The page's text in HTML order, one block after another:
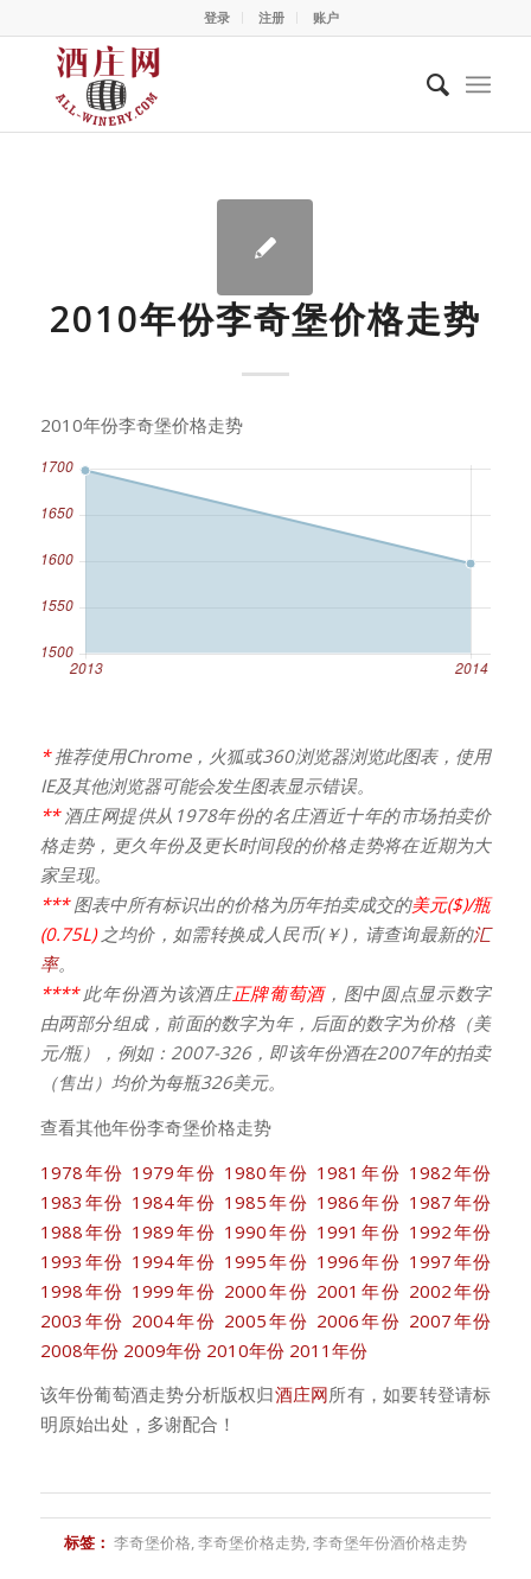
登录 注册 账户
2010年份李奇堡价格走势
2010年份李奇堡价格走势
*推荐使用Chrome，火狐或360浏览器浏览此图表，使用
IE及其他浏览器可能会发生图表显示错误。
** 酒庄网提供从1978年份的名庄酒近十年的市场拍卖价
格走势，更久年份及更长时间段的价格走势将在近期为大
家呈现。
***图表中所有标识出的价格为历年拍卖成交的美元($)/瓶
(0.75L)之均价，如需转换成人民币(￥)，请查询最新的汇
率。
****此年份酒为该酒庄正牌葡萄酒，图中圆点显示数字
由两部分组成，前面的数字为年，后面的数字为价格（美
元/瓶），例如：2007-326，即该年份酒在2007年的拍卖
（售出）均价为每瓶326美元。
查看其他年份李奇堡价格走势
1978年份 1979年份 1980年份 1981年份 1982年份
1983年份 1984年份 1985年份 1986年份 1987年份
1988年份 1989年份 1990年份 1991年份 1992年份
1993年份 1994年份 1995年份 1996年份 1997年份
1998年份 1999年份 2000年份 2001年份 2002年份
2003年份 2004年份 2005年份 2006年份 2007年份
2008年份 2009年份 2010年份 2011年份
该年份葡萄酒走势分析版权归酒庄网所有，如要转登请标
明原始出处，多谢配合！
标签： 李奇堡价格,李奇堡价格走势,李奇堡年份酒价格走势